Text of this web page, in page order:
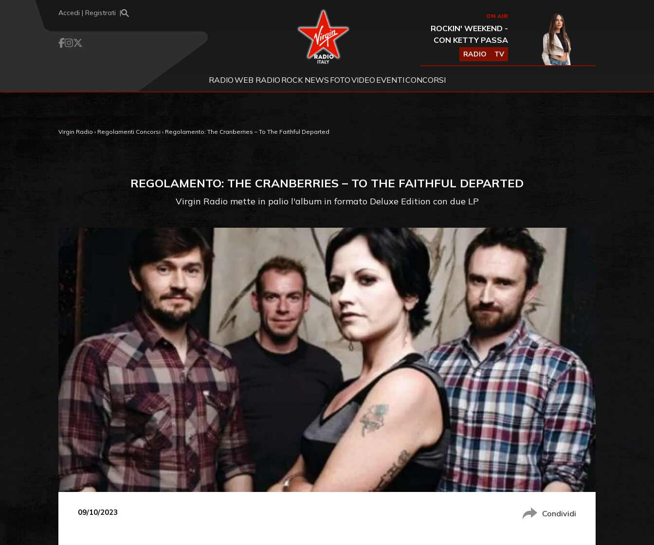
Accedi | Registrati Virgin Radio ON AIR
ROCKIN' WEEKEND -
CON KETTY PASSA
RADIO TV
RADIOWEB RADIO ROCK NEWS FOTOVIDEO EVENTICONCORSI
Virgin Radio › Regolamenti Concorsi › Regolamento: The Cranberries – To The Faithful Departed
REGOLAMENTO: THE CRANBERRIES – TO THE FAITHFUL DEPARTED
Virgin Radio mette in palio l'album in formato Deluxe Edition con due LP
09/10/2023 Condividi